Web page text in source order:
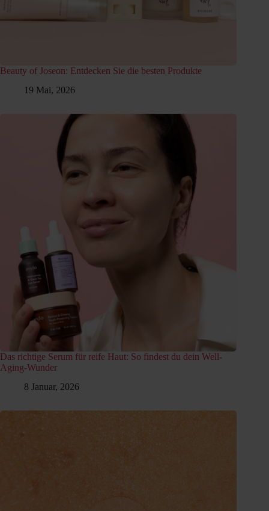
Beauty of Joseon: Entdecken Sie die besten Produkte
19 Mai, 2026
Das richtige Serum für reife Haut: So findest du dein Well-
Aging-Wunder
8 Januar, 2026